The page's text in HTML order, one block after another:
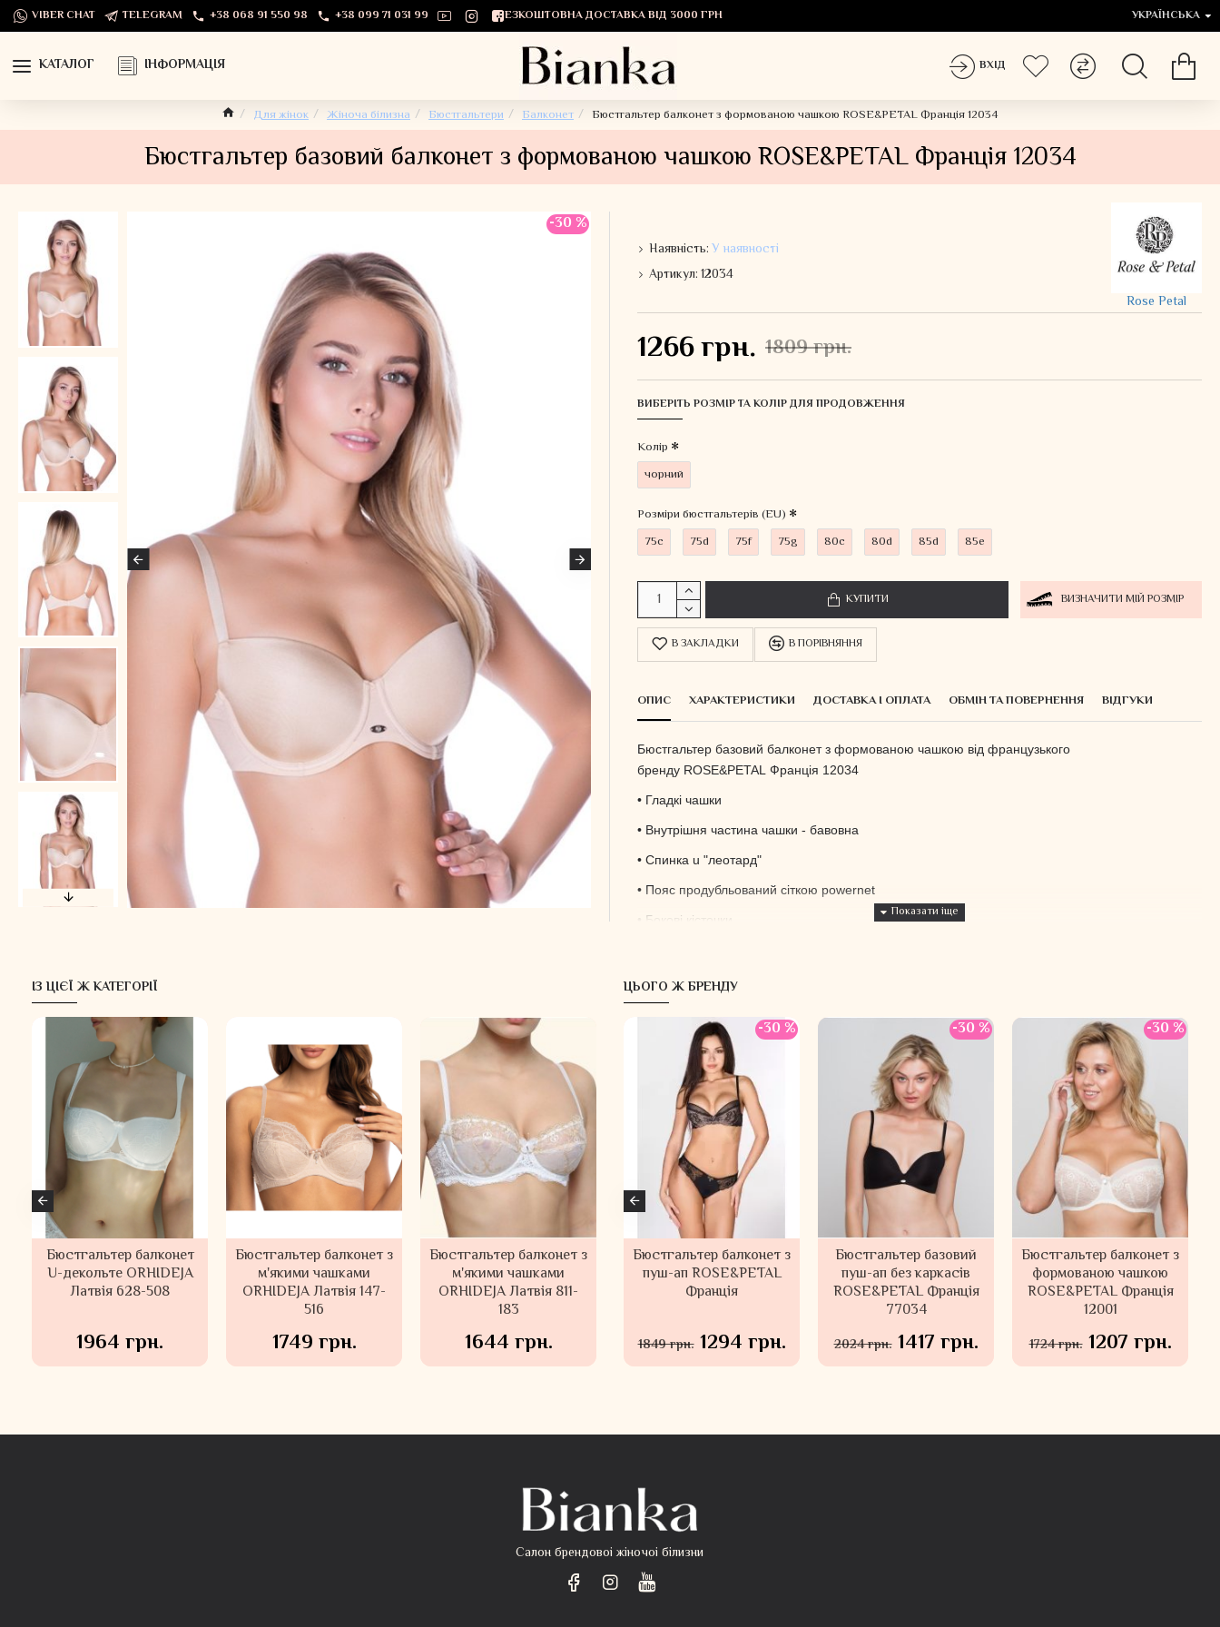
VIBER CHAT TELEGRAM +38 068 91 550 98 +38 099 71 031 99 БЕЗКОШТОВНА ДОСТАВКА ВІД 3000 ГРН УКРАЇНСЬКА
КАТАЛОГ ІНФОРМАЦІЯ ВХІД
Для жінок Жіноча білизна Бюстгальтери Балконет Бюстгальтер балконет з формованою чашкою ROSE&PETAL Франція 12034
Бюстгальтер базовий балконет з формованою чашкою ROSE&PETAL Франція 12034
-30 %
Наявність:У наявності
Артикул:12034
Rose Petal
1809 грн.
1266 грн.
ВИБЕРІТЬ РОЗМІР ТА КОЛІР ДЛЯ ПРОДОВЖЕННЯ
Колiр
чорний
Розміри бюстгальтерів (EU)
75c
75d 75f 75g 80c 80d 85d 85e
КУПИТИ ВИЗНАЧИТИ МІЙ РОЗМІР
В ЗАКЛАДКИ В ПОРІВНЯННЯ
ОПИС ХАРАКТЕРИСТИКИ ДОСТАВКА І ОПЛАТА ОБМІН ТА ПОВЕРНЕННЯ ВІДГУКИ
Бюстгальтер базовий балконет з формованою чашкою від французького
бренду ROSE&PETAL Франція 12034
• Гладкі чашки
• Внутрішня частина чашки - бавовна
• Спинка u "леотард"
• Пояс продубльований сіткою powernet
• Бокові кісточки
• Фірмовий знак бренду на виробі
86% поліамід
14% еластан
ІЗ ЦІЄЇ Ж КАТЕГОРІЇ
Бюстгальтер балконет
U-декольте ORHIDEJA
Латвія 628-508
1964 грн.
Бюстгальтер балконет з
м'якими чашками
ORHIDEJA Латвія 147-
516
1749 грн.
Бюстгальтер балконет з
м'якими чашками
ORHIDEJA Латвія 811-
183
1644 грн.
ЦЬОГО Ж БРЕНДУ
Базові трусики шорти
ROSE&PETAL Франція
47011/81627
989 грн.
Безшовні базові
трусики сліпи
ROSE&PETAL Франція
80034
734 грн. 514 грн.
Безшовна майка з
вкладишами
ROSE&PETAL Франція
112061
1809 грн. 1266 грн.
-30 %
Бюстгальтер балконет з
пуш-ап ROSE&PETAL
Франція
1849 грн. 1294 грн.
-30 %
Бюстгальтер базовий
пуш-ап без каркасів
ROSE&PETAL Франція
77034
2024 грн. 1417 грн.
-30 %
Бюстгальтер балконет з
формованою чашкою
ROSE&PETAL Франція
12001
1724 грн. 1207 грн.
Салон брендовоі жіночоі білизни